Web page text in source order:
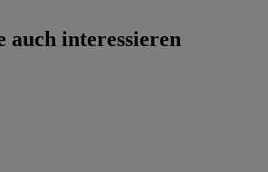
auch interessieren